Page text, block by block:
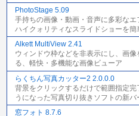
PhotoStage 5.09
手持ちの画像・動画・音声に多彩なエ
ハイクォリティなスライドショーを簡
Alkett MultiView 2.41
ウィンドウ枠などを非表示にし、画
る、軽快・多機能な画像ビューア
らくちん写真カッター2 2.0.0.0
背景をクリックするだけで範囲指定
うになった写真切り抜きソフトの新バ
窓フォト 8.7.6